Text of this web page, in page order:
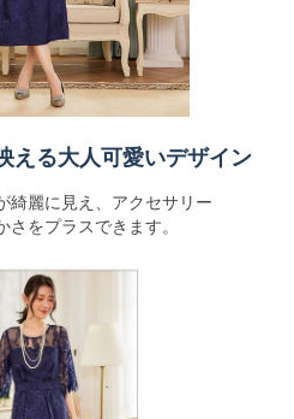
える大人可愛いデザイン
綺麗に見え、アクセサリー
をプラスできます。